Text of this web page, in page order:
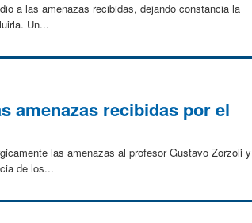
a las amenazas recibidas, dejando constancia la
Un...
amenazas recibidas por el
las amenazas al profesor Gustavo Zorzoli
de los...